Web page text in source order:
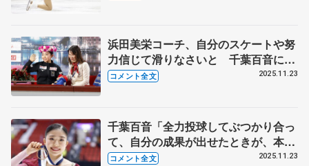
浜田美栄コーチ、自分のスケートや努
力信じて滑りなさいと 千葉百音に
「残り物には福がある」って言ったん
コメント全文 2025.11.23
千葉百音「全力投球してぶつかり合っ
て、自分の成果が出せたときが、本当
にすがすがしく、潔く、自分にも勝て
コメント全文 2025.11.23